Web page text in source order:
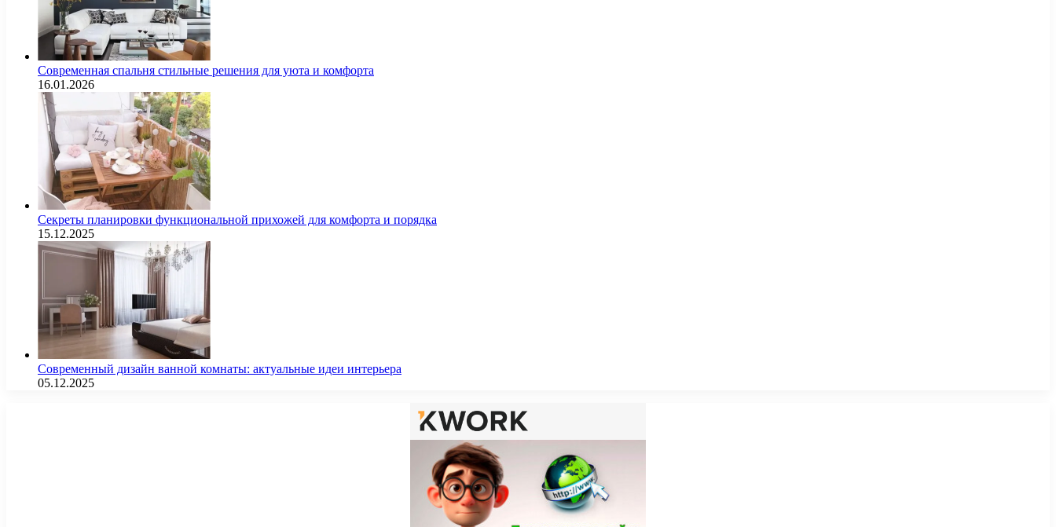
Современная спальня стильные решения для уюта и комфорта
16.01.2026
Секреты планировки функциональной прихожей для комфорта и порядка
15.12.2025
Современный дизайн ванной комнаты: актуальные идеи интерьера
05.12.2025